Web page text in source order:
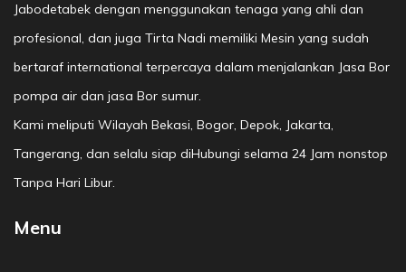
Jabodetabek dengan menggunakan tenaga yang ahli dan
profesional, dan juga Tirta Nadi memiliki Mesin yang sudah
bertaraf international terpercaya dalam menjalankan Jasa Bor
pompa air dan jasa Bor sumur.
Kami meliputi Wilayah Bekasi, Bogor, Depok, Jakarta,
Tangerang, dan selalu siap diHubungi selama 24 Jam nonstop
Tanpa Hari Libur.
Menu